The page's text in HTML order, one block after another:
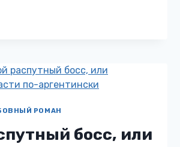
РОМАН
босс, или